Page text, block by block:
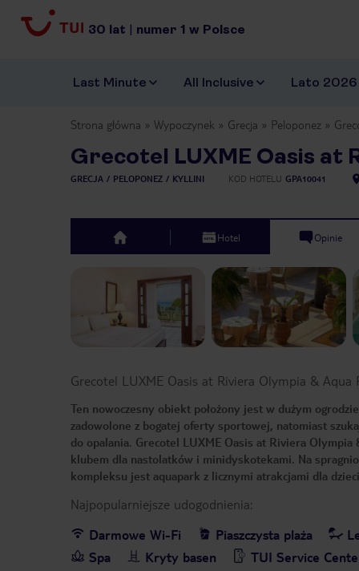
30 lat | numer 1 w Polsce
Last Minute All Inclusive Lato 2026
Strona główna Wypoczynek Grecja Peloponez
Grecotel LUXME Oasis at
GRECJA PELOPONEZ KYLLINI KOD HOTELU GPA10041
top Hotel Opinie
Previous slide
Grecotel LUXME Oasis at Riviera Olympia & Aqua
Ten nowoczesny obiekt położony jest w dużym
zadowolone z bogatej oferty sportowej, natomiast
do opalania. Grecotel LUXME Oasis at Riviera
klubem dla nastolatków i minidyskotekami. Na
kompleksu jest aquapark z licznymi atrakcjami dla
Najpopularniejsze udogodnienia:
Darmowe Wi-Fi
Piaszczysta plaża
Spa
Kryty basen TUI Service